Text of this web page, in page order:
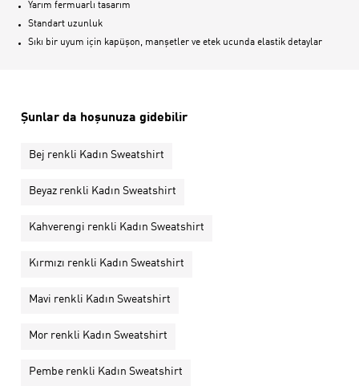
Yarım fermuarlı tasarım
Standart uzunluk
Sıkı bir uyum için kapüşon, manşetler ve etek ucunda elastik detaylar
Şunlar da hoşunuza gidebilir
Bej renkli Kadın Sweatshirt
Beyaz renkli Kadın Sweatshirt
Kahverengi renkli Kadın Sweatshirt
Kırmızı renkli Kadın Sweatshirt
Mavi renkli Kadın Sweatshirt
Mor renkli Kadın Sweatshirt
Pembe renkli Kadın Sweatshirt